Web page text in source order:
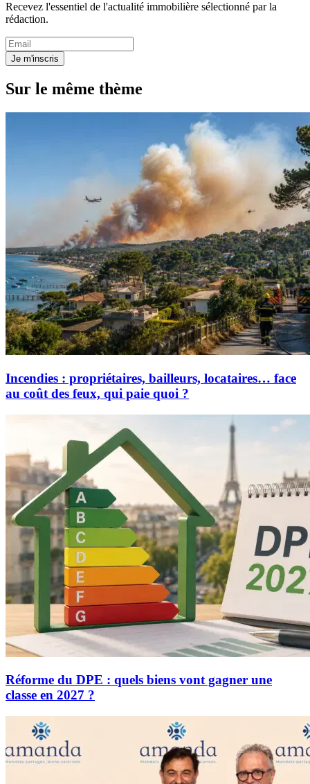
Recevez l'essentiel de l'actualité immobilière sélectionné par la
rédaction.
Je m'inscris
Sur le même thème
Incendies : propriétaires, bailleurs, locataires… face
au coût des feux, qui paie quoi ?
Réforme du DPE : quels biens vont gagner une
classe en 2027 ?